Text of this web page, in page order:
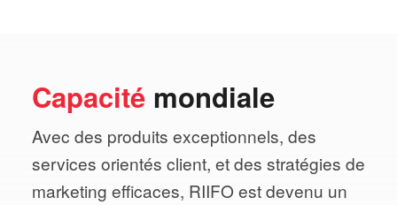
Capacitémondiale
Avec des produits exceptionnels, des
services orientés client, et des stratégies de
marketing efficaces, RIIFO est devenu un